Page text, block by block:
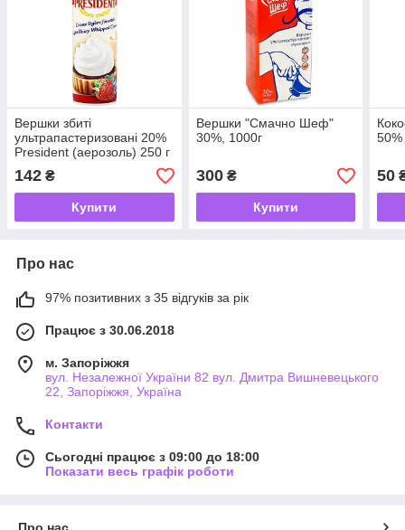
Вершки збиті
ультрапастеризовані 20%
President (аерозоль) 250 г
142 ₴
Купити
Вершки "Смачно Шеф"
30%, 1000г
300₴
Купити
50
Про нас
97% позитивних з 35 відгуків за рік
Працює з 30.06.2018
м. Запоріжжя
вул. Незалежної України 82 вул. Дмитра Вишневецького
22, Запоріжжя, Україна
Контакти
Сьогодні працює з 09:00 до 18:00
Показати весь графік роботи